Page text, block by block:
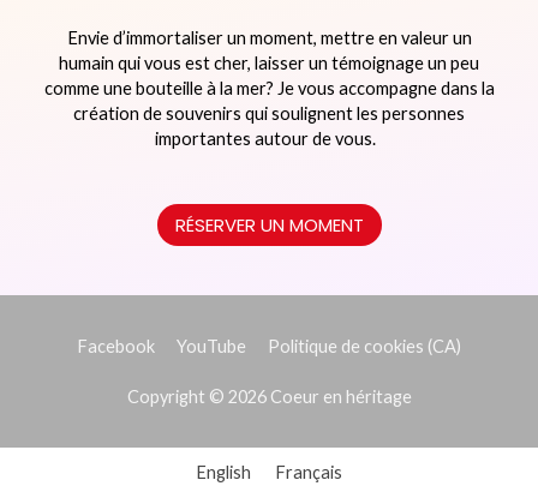
Envie d’immortaliser un moment, mettre en valeur un
humain qui vous est cher, laisser un témoignage un peu
comme une bouteille à la mer? Je vous accompagne dans la
création de souvenirs qui soulignent les personnes
importantes autour de vous.
RÉSERVER UN MOMENT
Facebook YouTube Politique de cookies (CA)
Copyright © 2026 Coeur en héritage
English Français